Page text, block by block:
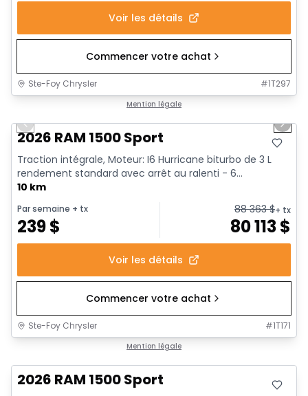
Voir les détails
Commencer votre achat
Ste-Foy Chrysler #1T297
Mention légale
Previous slide Next
2026 RAM 1500 Sport
Traction intégrale, Moteur: I6 Hurricane biturbo de 3 L
rendement standard avec arrêt au ralenti - 6...
10 km
Par semaine + tx
239$
88 363$+ tx
80 113$
Voir les détails
Commencer votre achat
Ste-Foy Chrysler #1T171
Mention légale
2026 RAM 1500 Sport